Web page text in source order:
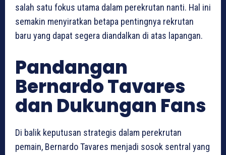
salah satu fokus utama dalam perekrutan nanti. Hal ini
semakin menyiratkan betapa pentingnya rekrutan
baru yang dapat segera diandalkan di atas lapangan.
Pandangan
Bernardo Tavares
dan Dukungan Fans
Di balik keputusan strategis dalam perekrutan
pemain, Bernardo Tavares menjadi sosok sentral yang